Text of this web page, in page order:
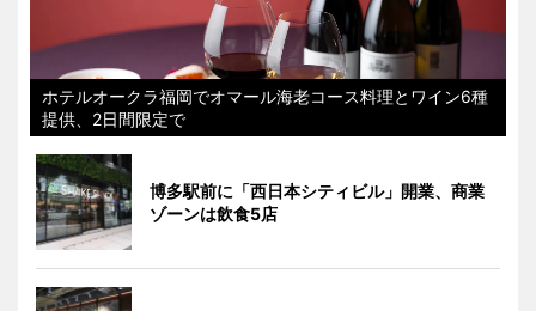
ホテルオークラ福岡でオマール海老コース料理とワイン6種
提供、2日間限定で
博多駅前に「西日本シティビル」開業、商業
ゾーンは飲食5店